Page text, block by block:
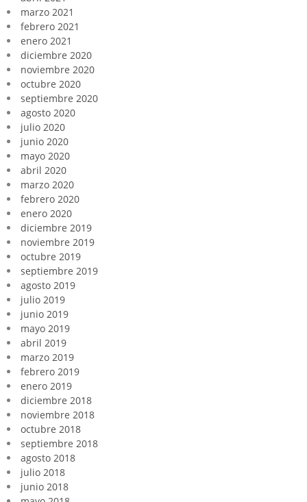
marzo 2021
febrero 2021
enero 2021
diciembre 2020
noviembre 2020
octubre 2020
septiembre 2020
agosto 2020
julio 2020
junio 2020
mayo 2020
abril 2020
marzo 2020
febrero 2020
enero 2020
diciembre 2019
noviembre 2019
octubre 2019
septiembre 2019
agosto 2019
julio 2019
junio 2019
mayo 2019
abril 2019
marzo 2019
febrero 2019
enero 2019
diciembre 2018
noviembre 2018
octubre 2018
septiembre 2018
agosto 2018
julio 2018
junio 2018